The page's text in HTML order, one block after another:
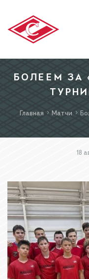
БОЛЕЕМ ЗА
Главная Матчи
18